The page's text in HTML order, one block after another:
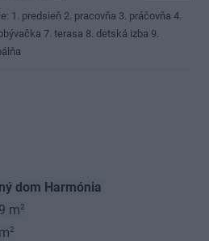
1. predsieň 2. pracovňa 3. práčovňa 4.
7. terasa 8. detská izba 9.
dom Harmónia
m2
2